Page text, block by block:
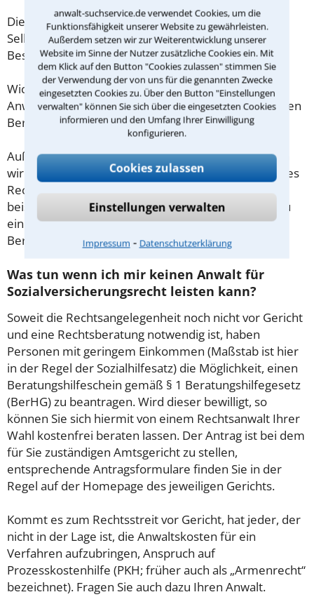
anwalt-suchservice.de verwendet Cookies, um die
Funktionsfähigkeit unserer Website zu gewährleisten.
Außerdem setzen wir zur Weiterentwicklung unserer
Website im Sinne der Nutzer zusätzliche Cookies ein. Mit
dem Klick auf den Button "Cookies zulassen" stimmen Sie
der Verwendung der von uns für die genannten Zwecke
eingesetzten Cookies zu. Über den Button "Einstellungen
verwalten" können Sie sich über die eingesetzten Cookies
informieren und den Umfang Ihrer Einwilligung
konfigurieren.
Cookies zulassen
Einstellungen verwalten
Impressum ⁃ Datenschutzerklärung
Diese Regelung gilt jedoch nur für Verbraucher. Für
Selbstständige oder Freiberufler gilt diese
Beschränkung nicht.
Wichtig daher: Klären Sie die Kostenfrage mit Ihrem
Anwalt aus Gummersbach schon zu Beginn der ersten
Beratung.
Außerdem gut zu wissen: Gemäß § 34 Absatz 2 RVG
wird die Beratungsgebühr auf weitere Tätigkeiten des
Rechtsanwalts angerechnet. Sollte es also
beispielsweise aufgrund des Beratungsgesprächs zu
einem Prozess kommen, so kann der Anwalt diese
Beratungsgebühr nicht mehr abrechnen.
Was tun wenn ich mir keinen Anwalt für
Sozialversicherungsrecht leisten kann?
Soweit die Rechtsangelegenheit noch nicht vor Gericht
und eine Rechtsberatung notwendig ist, haben
Personen mit geringem Einkommen (Maßstab ist hier
in der Regel der Sozialhilfesatz) die Möglichkeit, einen
Beratungshilfeschein gemäß § 1 Beratungshilfegesetz
(BerHG) zu beantragen. Wird dieser bewilligt, so
können Sie sich hiermit von einem Rechtsanwalt Ihrer
Wahl kostenfrei beraten lassen. Der Antrag ist bei dem
für Sie zuständigen Amtsgericht zu stellen,
entsprechende Antragsformulare finden Sie in der
Regel auf der Homepage des jeweiligen Gerichts.
Kommt es zum Rechtsstreit vor Gericht, hat jeder, der
nicht in der Lage ist, die Anwaltskosten für ein
Verfahren aufzubringen, Anspruch auf
Prozesskostenhilfe (PKH; früher auch als „Armenrecht“
bezeichnet). Fragen Sie auch dazu Ihren Anwalt.